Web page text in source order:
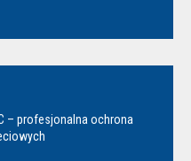
– profesjonalna ochrona